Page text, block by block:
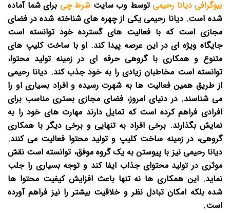
بیوگرافی دیانا رحیمیتوسط وب سایت شرط چی برای شما آماده
شده است.دیانا رحیمی یکی از چهره های شناخته شده در فضای
مجازی است که با فعالیت های گسترده خود توانسته است
جایگاه ویژه ای در این عرصه پیدا کند. او با ساخت کلیپ های
متنوع و همکاری با گروهی حرفه ای در زمینه تولید محتوا،
توانسته است مخاطبان زیادی را به خود جذب کند. دیانا رحیمی
از طریق همین فعالیت ها به شهرت رسیده و افراد بسیاری او را
می شناسند. در دنیای امروز، فضای مجازی بستری مناسب برای
افرادی فراهم کرده است که تمایل دارند مهارت های خود را به
نمایش بگذارند. برخی افراد به تنهایی و برخی دیگر با همکاری
گروهی، در زمینه ساخت کلیپ و تولید محتوا فعالیت می کنند.
دیانا رحیمی نیز با پیوستن به یک گروه موفق، توانسته است نقش
موثری در تولید محتوای جذاب ایفا کند و توجه بسیاری را جلب
نماید. این همکاری ها نه تنها باعث افزایش کیفیت محتوا ها
شده بلکه امکان تبادل نظر و خلاقیت بیشتر را نیز فراهم آورده
است.